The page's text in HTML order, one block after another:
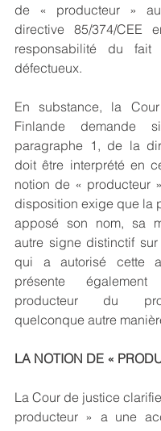
de « producteur »
directive 85/374/CEE
responsabilité du fait
défectueux.
En substance, la
Finlande demande
paragraphe 1, de la
doit être interprété en
notion de « producteur
disposition exige que la
apposé son nom, sa
autre signe distinctif
qui a autorisé cette
présente
producteur du
quelconque autre
LA NOTION DE «
La Cour de justice
producteur » a une